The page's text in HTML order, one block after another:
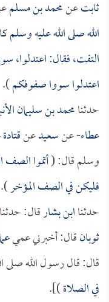
ثابتعنمحمد بن مسلم
الله صلى الله عليه وسلم
التفت، فقال: اعتدلوا،
اعتدلوا سووا صفوفكم).
حدثنامحمد بن سليمان
عطاء- عنسعيدعنقتادة
وسلم قال: (أتموا الصف
فليكن في الصف المؤخر).
حدثناابن بشارقال:
ثوبانقال: أخبرني عمي
قال: قال رسول الله صلى
في الصلاة)].